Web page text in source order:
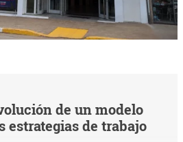
de un modelo
estrategias de trabajo